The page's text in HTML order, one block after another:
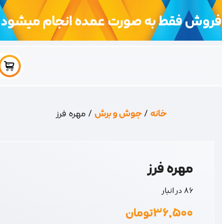
فروش فقط به صورت عمده انجام میشود
خانه/جوش و برش/ مهره فرز
مهره فرز
86 در انبار
۳۶,۵۰۰تومان